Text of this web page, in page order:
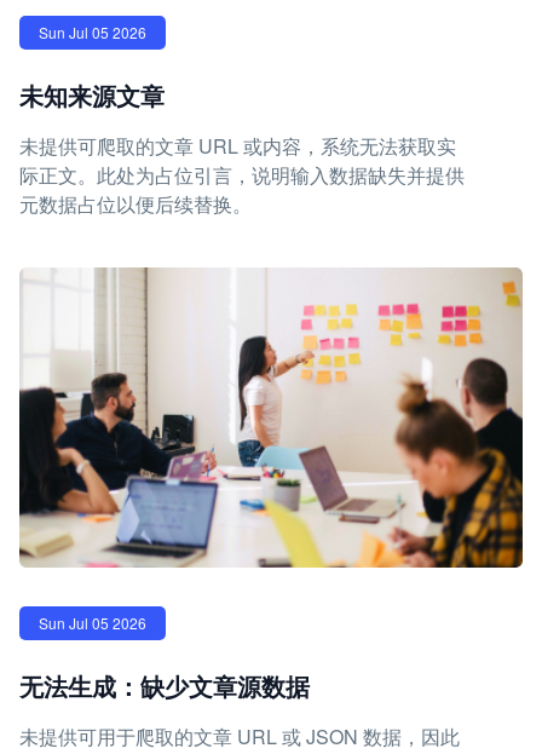
Sun Jul 05 2026
未知来源文章
未提供可爬取的文章 URL 或内容，系统无法获取实
际正文。此处为占位引言，说明输入数据缺失并提供
元数据占位以便后续替换。
Sun Jul 05 2026
无法生成：缺少文章源数据
未提供可用于爬取的文章 URL 或 JSON 数据，因此